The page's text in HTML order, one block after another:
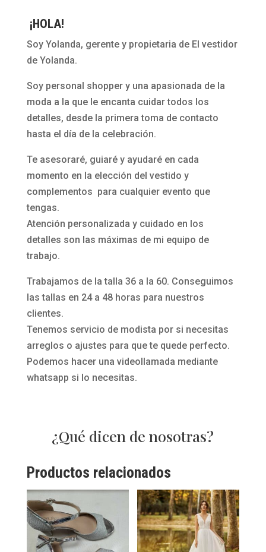
¡HOLA!
Soy Yolanda, gerente y propietaria de El vestidor
de Yolanda.
Soy personal shopper y una apasionada de la
moda a la que le encanta cuidar todos los
detalles, desde la primera toma de contacto
hasta el día de la celebración.
Te asesoraré, guiaré y ayudaré en cada
momento en la elección del vestido y
complementos para cualquier evento que
tengas.
Atención personalizada y cuidado en los
detalles son las máximas de mi equipo de
trabajo.
Trabajamos de la talla 36 a la 60. Conseguimos
las tallas en 24 a 48 horas para nuestros
clientes.
Tenemos servicio de modista por si necesitas
arreglos o ajustes para que te quede perfecto.
Podemos hacer una videollamada mediante
whatsapp si lo necesitas.
¿Qué dicen de nosotras?
Productos relacionados